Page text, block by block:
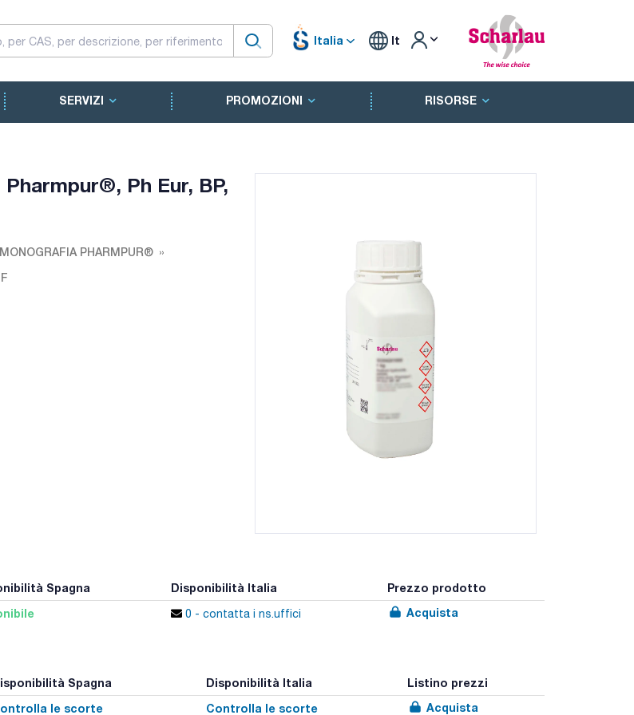
Italia It
SERVIZI PROMOZIONI RISORSE
Ph Eur, BP,
PHARMPUR®
Spagna Disponibilità Italia Prezzo prodotto
0 - contatta i ns.uffici Acquista
Spagna Disponibilità Italia Listino prezzi
le scorte Controlla le scorte Acquista